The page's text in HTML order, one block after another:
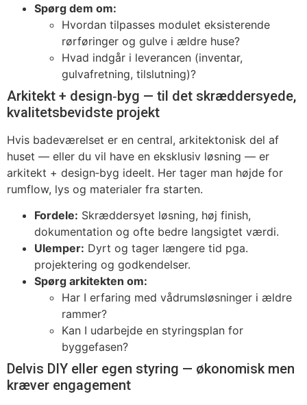
Spørg dem om:
Hvordan tilpasses modulet eksisterende
rørføringer og gulve i ældre huse?
Hvad indgår i leverancen (inventar,
gulvafretning, tilslutning)?
Arkitekt + design‑byg — til det skræddersyede,
kvalitetsbevidste projekt
Hvis badeværelset er en central, arkitektonisk del af
huset — eller du vil have en eksklusiv løsning — er
arkitekt + design‑byg ideelt. Her tager man højde for
rumflow, lys og materialer fra starten.
Fordele: Skræddersyet løsning, høj finish,
dokumentation og ofte bedre langsigtet værdi.
Ulemper: Dyrt og tager længere tid pga.
projektering og godkendelser.
Spørg arkitekten om:
Har I erfaring med vådrumsløsninger i ældre
rammer?
Kan I udarbejde en styringsplan for
byggefasen?
Delvis DIY eller egen styring — økonomisk men
kræver engagement